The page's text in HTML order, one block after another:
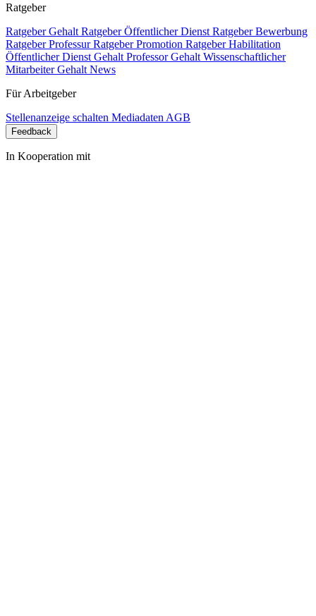
Ratgeber
Ratgeber Gehalt Ratgeber Öffentlicher Dienst Ratgeber Bewerbung
Ratgeber ProfessurRatgeber Promotion Ratgeber Habilitation
Öffentlicher Dienst Gehalt Professor Gehalt Wissenschaftlicher
Mitarbeiter Gehalt News
Für Arbeitgeber
Stellenanzeige schalten Mediadaten AGB
Feedback
In Kooperation mit